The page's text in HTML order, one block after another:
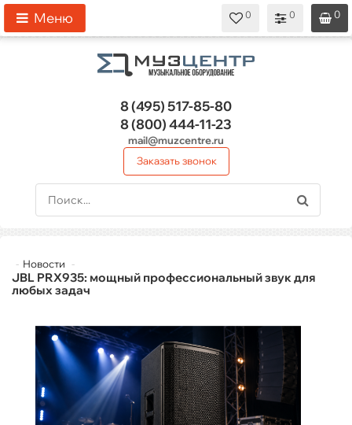
0
0
0
Меню
8 (495)517-85-80
8 (800)444-11-23
mail@muzcentre.ru
Заказать звонок
Новости
JBL PRX935: мощный профессиональный звук для
любых задач